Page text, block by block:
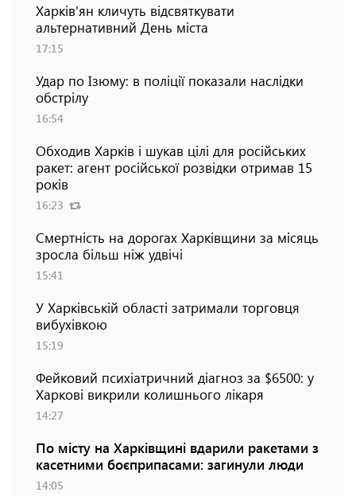
Харків'ян кличуть відсвяткувати
альтернативний День міста
17:15
Удар по Ізюму: в поліції показали наслідки
обстрілу
16:54
Обходив Харків і шукав цілі для російських
ракет: агент російської розвідки отримав 15
років
16:23
Смертність на дорогах Харківщини за місяць
зросла більш ніж удвічі
15:41
У Харківській області затримали торговця
вибухівкою
15:19
Фейковий психіатричний діагноз за $6500: у
Харкові викрили колишнього лікаря
14:27
По місту на Харківщині вдарили ракетами з
касетними боєприпасами: загинули люди
14:05